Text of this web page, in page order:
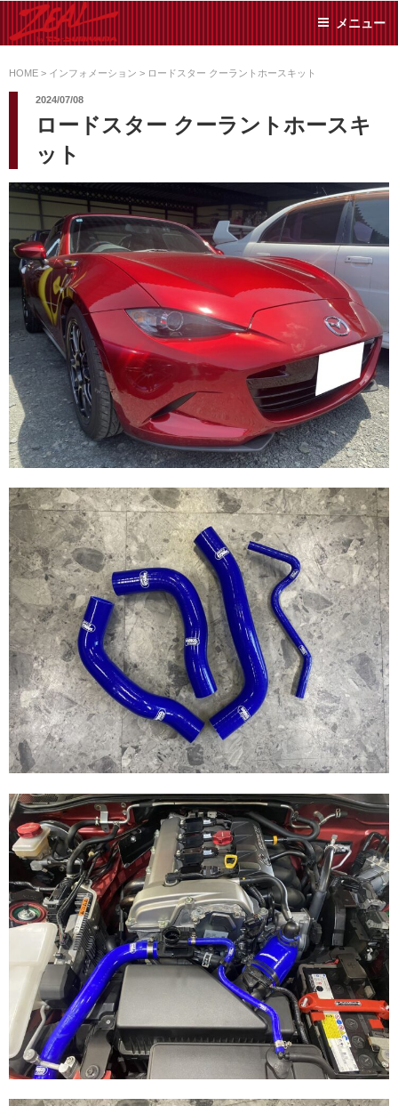
ン
ツ
ッ
プ
SUMIYAMA
た日常メンテから各種チ
ューニングまで、車に関
リーでお任せください!
メニュー
HOME > インフォメーション > ロードスター クーラントホースキット
2024/07/08
ロードスター クーラントホースキ
ット